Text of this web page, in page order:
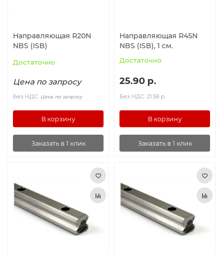
замки с крюком
Аксессуары для гидравлики
Зажимные соединители для труб
Ролики и колёса
Магниты удерживающие
Компоненты линейного движения
Алюминиевые профили
Вакуумные компоненты
Направляющая R20N
NBS (ISB)
Достаточно
Цена по запросу
Без НДС: Цена по запросу
В корзину
Заказать в 1 клик
Направляющая R45N
NBS (ISB), 1 см.
Достаточно
25.90 р.
Без НДС: 21.58 р.
В корзину
Заказать в 1 клик